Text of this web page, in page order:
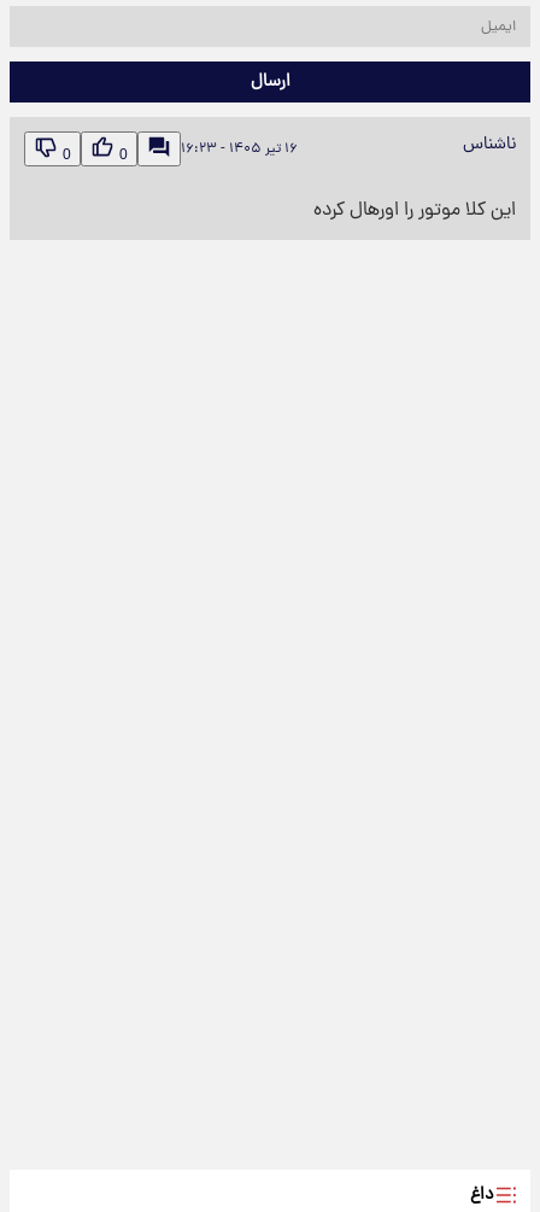
ارسال
ناشناس ۱۶ تیر ۱۴۰۵ - ۱۶:۲۳ 0
0
این کلا موتور را اورهال کرده
داغ